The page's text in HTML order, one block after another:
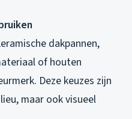
dakpannen,
of houten
Deze keuzes zijn
maar ook visueel